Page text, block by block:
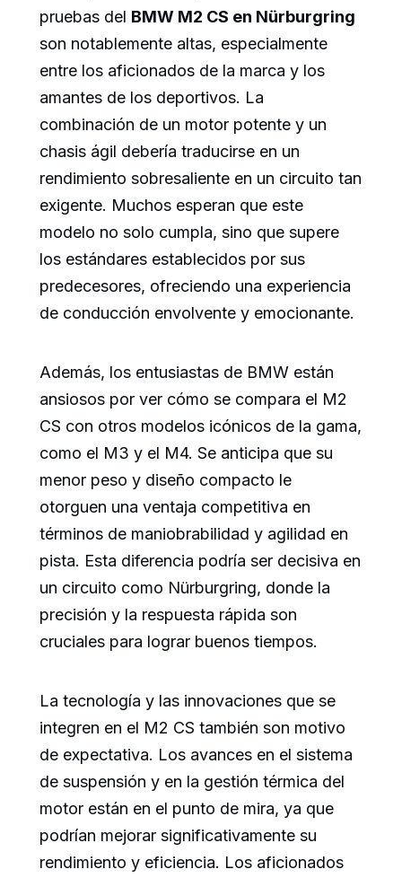
pruebas del BMW M2 CS en Nürburgring
son notablemente altas, especialmente
entre los aficionados de la marca y los
amantes de los deportivos. La
combinación de un motor potente y un
chasis ágil debería traducirse en un
rendimiento sobresaliente en un circuito tan
exigente. Muchos esperan que este
modelo no solo cumpla, sino que supere
los estándares establecidos por sus
predecesores, ofreciendo una experiencia
de conducción envolvente y emocionante.
Además, los entusiastas de BMW están
ansiosos por ver cómo se compara el M2
CS con otros modelos icónicos de la gama,
como el M3 y el M4. Se anticipa que su
menor peso y diseño compacto le
otorguen una ventaja competitiva en
términos de maniobrabilidad y agilidad en
pista. Esta diferencia podría ser decisiva en
un circuito como Nürburgring, donde la
precisión y la respuesta rápida son
cruciales para lograr buenos tiempos.
La tecnología y las innovaciones que se
integren en el M2 CS también son motivo
de expectativa. Los avances en el sistema
de suspensión y en la gestión térmica del
motor están en el punto de mira, ya que
podrían mejorar significativamente su
rendimiento y eficiencia. Los aficionados